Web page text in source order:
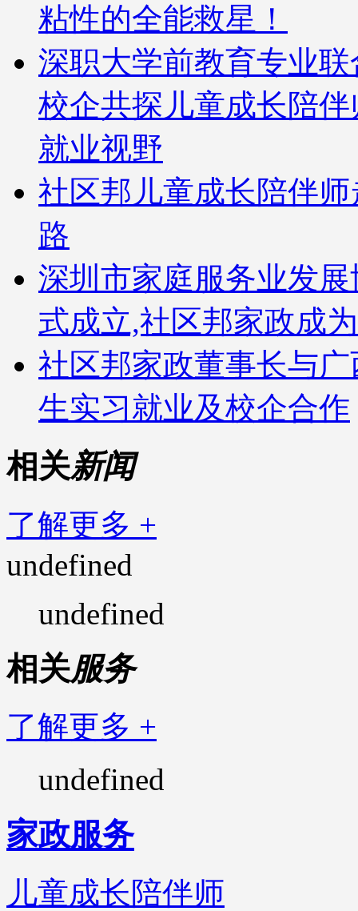
粘性的全能救星！
深职大学前教育专业
校企共探儿童成长陪
就业视野
社区邦儿童成长陪伴
路
深圳市家庭服务业发
式成立,社区邦家政成
社区邦家政董事长与
生实习就业及校企合作
相关新闻
了解更多 +
undefined
undefined
相关服务
了解更多 +
undefined
家政服务
儿童成长陪伴师